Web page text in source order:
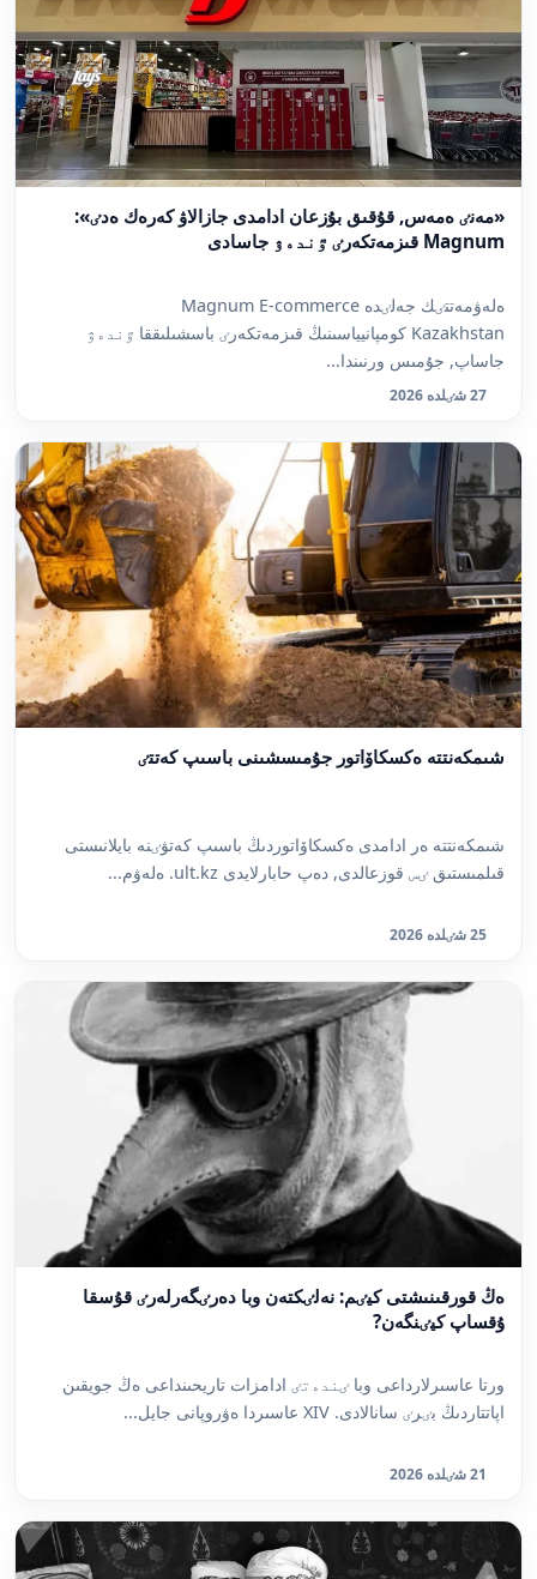
«مەنٸ ەمەس, قۇقىق بۇزعان ادامدى جازالاۋ كەرەك ەدٸ»:
Magnum قىزمەتكەرٸ ٷندەۋ جاسادى
ەلەۋمەتتٸك جەلٸدە Magnum E-commerce
Kazakhstan كومپانيياسىنىڭ قىزمەتكەرٸ باسشىلىققا ٷندەۋ
جاساپ, جۇمىس ورنىندا...
27 شٸلدە 2026
شىمكەنتتە ەكسكاۆاتور جۇمىسشىنى باسىپ كەتتٸ
شىمكەنتتە ەر ادامدى ەكسكاۆاتوردىڭ باسىپ كەتۋٸنە بايلانىستى
قىلمىستىق ٸس قوزعالدى, دەپ حابارلايدى ult.kz. ەلەۋم...
25 شٸلدە 2026
ەڭ قورقىنىشتى كيٸم: نەلٸكتەن وبا دەرٸگەرلەرٸ قۇسقا
ۇقساپ كيٸنگەن?
ورتا عاسىرلارداعى وبا ٸندەتٸ ادامزات تاريحىنداعى ەڭ جويقىن
اپاتتاردىڭ بٸرٸ سانالادى. XIV عاسىردا ەۋروپانى جايل...
21 شٸلدە 2026